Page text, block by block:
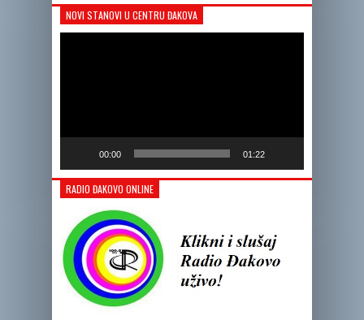
NOVI STANOVI U CENTRU ĐAKOVA
00:00 01:22
RADIO ĐAKOVO ONLINE